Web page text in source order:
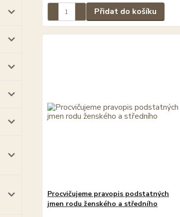
Přidat do košíku
Procvičujeme pravopis podstatných
jmen rodu ženského a středního